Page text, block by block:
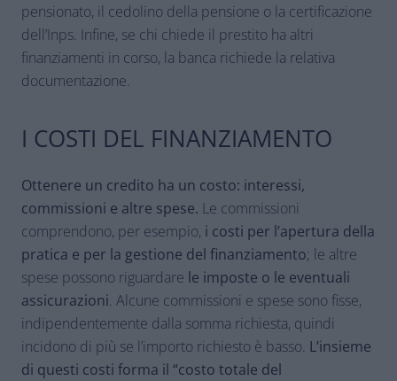
pensionato, il cedolino della pensione o la certificazione
dell’Inps. Infine, se chi chiede il prestito ha altri
finanziamenti in corso, la banca richiede la relativa
documentazione.
I COSTI DEL FINANZIAMENTO
Ottenere un credito ha un costo: interessi,
commissioni e altre spese. Le commissioni
comprendono, per esempio, i costi per l’apertura della
pratica e per la gestione del finanziamento; le altre
spese possono riguardare le imposte o le eventuali
assicurazioni. Alcune commissioni e spese sono fisse,
indipendentemente dalla somma richiesta, quindi
incidono di più se l’importo richiesto è basso. L’insieme
di questi costi forma il “costo totale del